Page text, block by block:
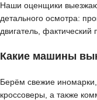
Наши оценщики
детального осмотра:
двигатель, фактический
Какие машины
Берём свежие
кроссоверы, а также